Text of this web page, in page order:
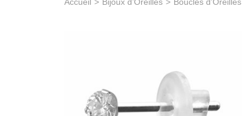
Accueil > Bijoux d’Oreilles > Boucles d’Oreilles